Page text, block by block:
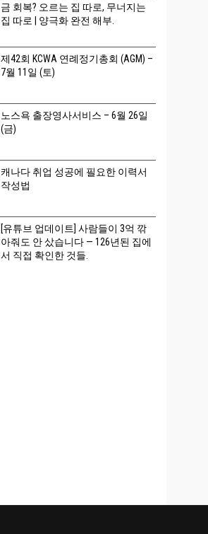
금 회복? 오르는 집 따로, 무너지는
집 따로 | 양극화 완전 해부.
제42회 KCWA 연례정기총회 (AGM) –
7월 11일 (토)
노스욕 출장영사서비스 – 6월 26일
(금)
캐나다 취업 성공에 필요한 이력서
작성법
[유튜브 업데이트] 사람들이 3억 깎
아줘도 안 샀습니다 — 126년된 집에
서 직접 확인한 것들.